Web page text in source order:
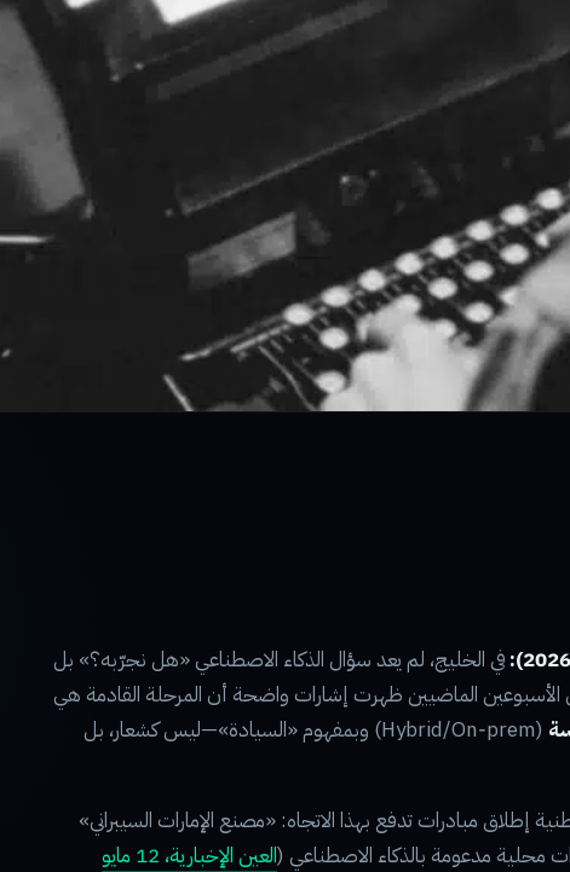
في الخليج، لم يعد سؤال الذكاء الاصطناعي «هل نجرّبه؟» بل
الماضيين ظهرت إشارات واضحة أن المرحلة القادمة هي
(Hybrid/On‑prem) وبمفهوم «السيادة»—ليس كشعار، بل
إطلاق مبادرات تدفع بهذا الاتجاه: «مصنع الإمارات السيبراني»
محلية مدعومة بالذكاء الاصطناعي (
العين الإخبارية، 12 مايو